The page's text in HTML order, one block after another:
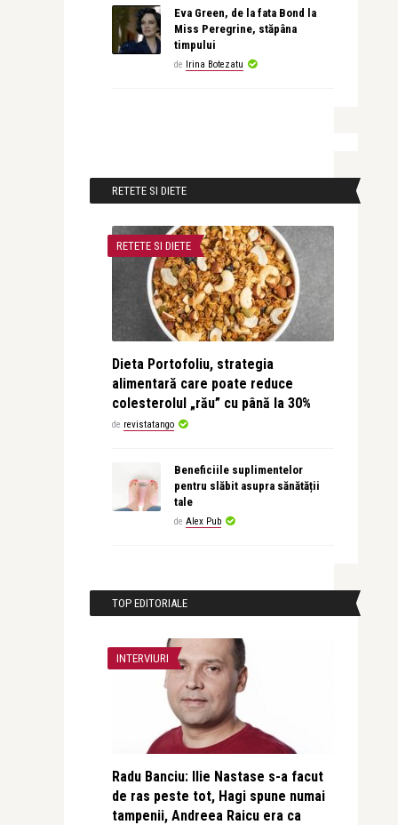
Eva Green, de la fata Bond la
Miss Peregrine, stăpâna
timpului
de Irina Botezatu
RETETE SI DIETE
RETETE SI DIETE
Dieta Portofoliu, strategia
alimentară care poate reduce
colesterolul „rău” cu până la 30%
de revistatango
Beneficiile suplimentelor
pentru slăbit asupra sănătății
tale
de Alex Pub
TOP EDITORIALE
INTERVIURI
Radu Banciu: Ilie Nastase s-a facut
de ras peste tot, Hagi spune numai
tampenii, Andreea Raicu era ca